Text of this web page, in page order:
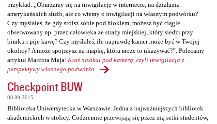
przykład: „Oburzamy się na inwigilację w internecie, na działania
amerykańskich służb, ale co wiemy o inwigilacji na własnym podwórku?
Czy myślałeś, że gdy stoisz sobie pod blokiem, możesz być ciągle
obserwowany np. przez człowieka ze straży miejskiej, który siedzi przy
biurku i pije kawę? Czy myślałeś, ile naprawdę kamer może być w Twojej
okolicy? A może spojrzysz na mapkę, która może to ukazywać?”. Polecamy
artykuł Marcina Maja: Ktoś nasikał pod kamerą, czyli inwigilacja z
perspektywy własnego podwórka
Checkpoint BUW
08.09.2015
Biblioteka Uniwersytecka w Warszawie. Jedna z najważniejszych bibliotek
akademickich w stolicy. Codziennie przewijają się przez nią setki studentów,